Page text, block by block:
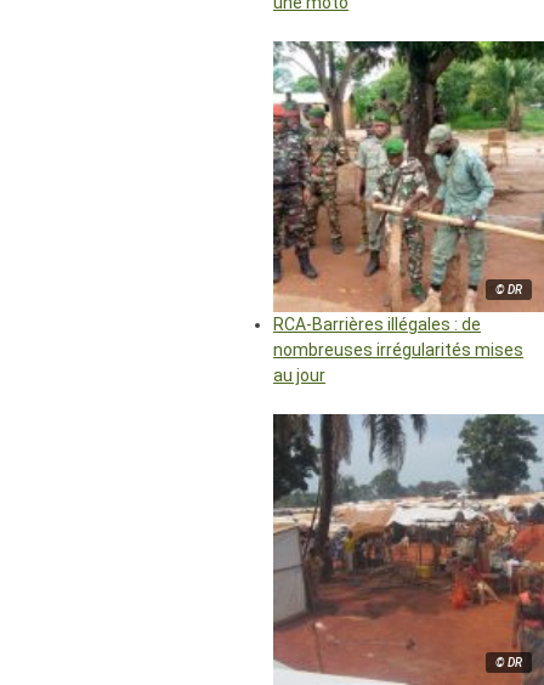
© DR
RCA-Barrières illégales : de
nombreuses irrégularités mises
au jour
© DR